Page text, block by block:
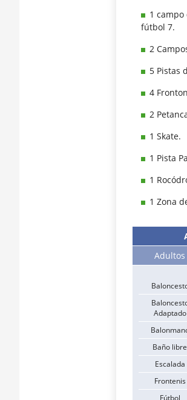
1
fútbol 7.
2
5 Pistas
4
2
1 Skate.
1 Pista
1
1 Zona
Adultos
Adaptado
Baño libre
Escalada
Frontenis
Fútbol